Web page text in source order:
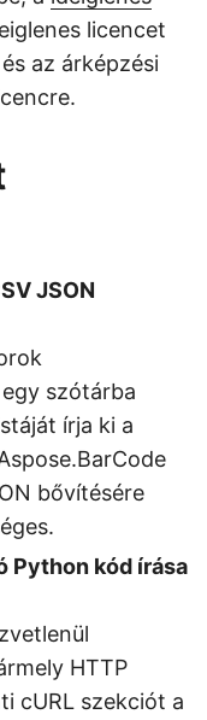
licencet
az árképzési
JSON
szótárba
írja ki a
bővítésére
Python kód írása
HTTP
cURL szekciót a